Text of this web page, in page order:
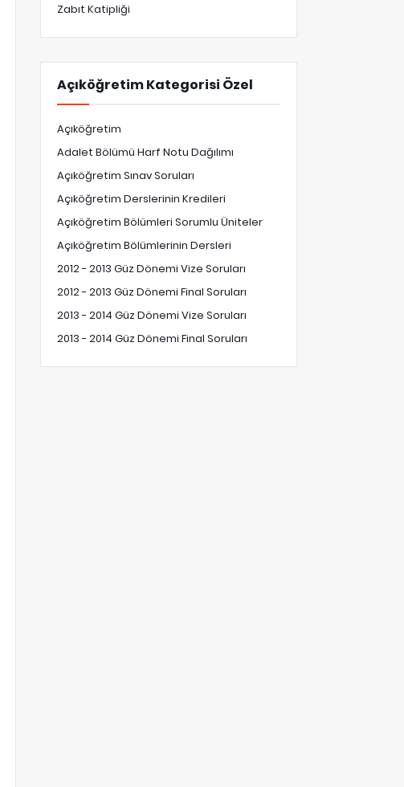
Zabıt Katipliği
Açıköğretim Kategorisi Özel
Açıköğretim
Adalet Bölümü Harf Notu Dağılımı
Açıköğretim Sınav Soruları
Açıköğretim Derslerinin Kredileri
Açıköğretim Bölümleri Sorumlu Üniteler
Açıköğretim Bölümlerinin Dersleri
2012 - 2013 Güz Dönemi Vize Soruları
2012 - 2013 Güz Dönemi Final Soruları
2013 - 2014 Güz Dönemi Vize Soruları
2013 - 2014 Güz Dönemi Final Soruları